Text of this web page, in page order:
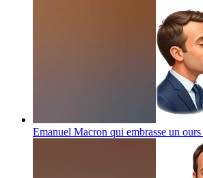
Emanuel Macron qui embrasse un ours